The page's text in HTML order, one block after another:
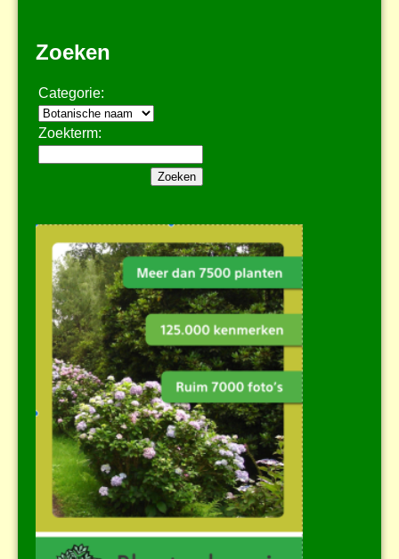
Zoeken
Categorie:
Zoekterm: